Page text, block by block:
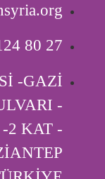
80 27
-GAZİ
-
2 KAT -